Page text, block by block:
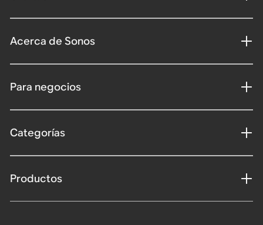
Acerca de Sonos
Para negocios
Categorías
Productos